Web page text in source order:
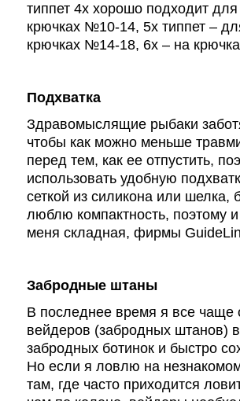
типпет 4х хорошо подходит
крючках №10-14, 5х типпет –
крючках №14-18, 6х – на
Подхватка
Здравомыслящие рыбаки
чтобы как можно меньше
перед тем, как ее отпустить,
использовать удобную
сеткой из силикона или шелка,
люблю компактность, поэтому
меня складная, фирмы
Забродные штаны
В последнее время я все чаще
вейдеров (забродных штанов)
забродных ботинок и быстро
Но если я ловлю на
там, где часто приходится